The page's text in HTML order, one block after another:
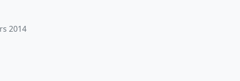
2014